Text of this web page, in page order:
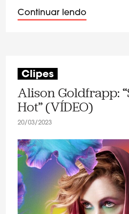
Continuar lendo
Clipes
Alison Goldfrapp:
Hot” (VÍDEO)
20/03/2023